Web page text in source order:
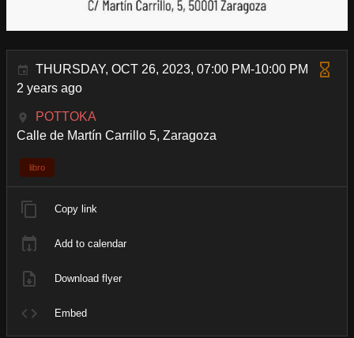
THURSDAY, OCT 26, 2023, 07:00 PM-10:00 PM
2 years ago
POTTOKA
Calle de Martín Carrillo 5, Zaragoza
libro
Copy link
Add to calendar
Download flyer
Embed